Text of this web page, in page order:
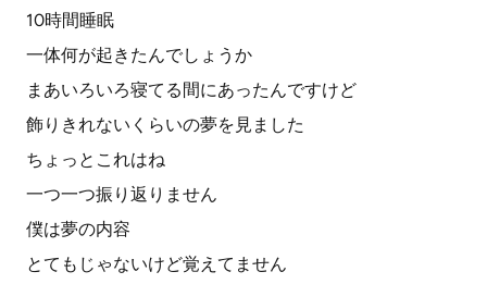
10時間睡眠
一体何が起きたんでしょうか
まあいろいろ寝てる間にあったんですけど
飾りきれないくらいの夢を見ました
ちょっとこれはね
一つ一つ振り返りません
僕は夢の内容
とてもじゃないけど覚えてません